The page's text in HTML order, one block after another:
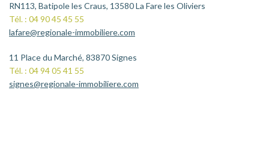
RN113, Batipole les Craus, 13580 La Fare les Oliviers
Tél. : 04 90 45 45 55
lafare@regionale-immobiliere.com
11 Place du Marché, 83870 Signes
Tél. : 04 94 05 41 55
signes@regionale-immobiliere.com